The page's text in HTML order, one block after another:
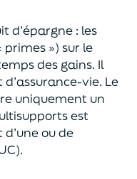
d’épargne : les
primes ») sur le
des gains. Il
vie. Le
uniquement un
est
ou de